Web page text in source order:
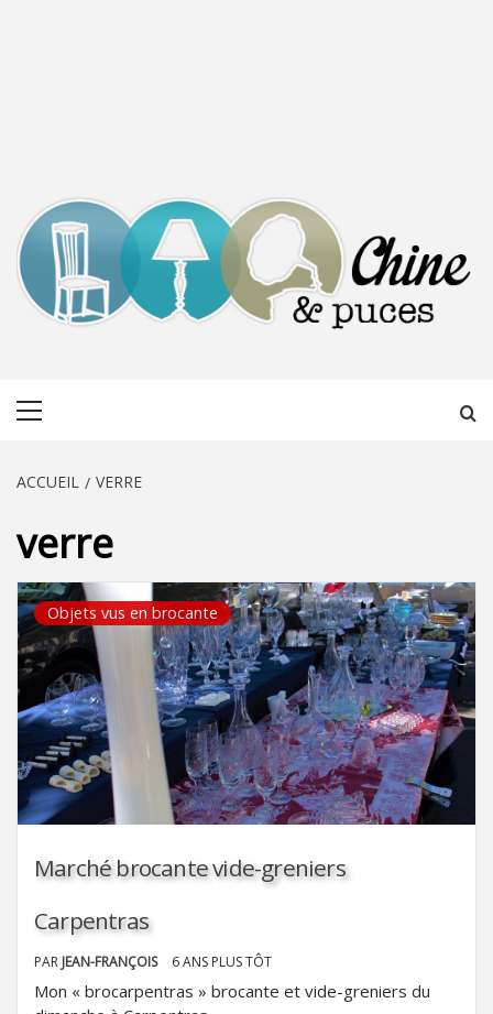
ACCUEIL VERRE
verre
Objets vus en brocante
Marché brocante vide-greniers
Carpentras
PAR JEAN-FRANÇOIS 6 ANS PLUS TÔT
Mon « brocarpentras » brocante et vide-greniers du